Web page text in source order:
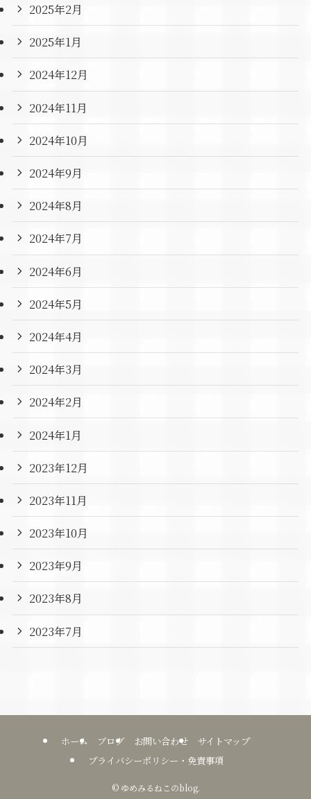
2025年2月
2025年1月
2024年12月
2024年11月
2024年10月
2024年9月
2024年8月
2024年7月
2024年6月
2024年5月
2024年4月
2024年3月
2024年2月
2024年1月
2023年12月
2023年11月
2023年10月
2023年9月
2023年8月
2023年7月
ホーム ブログ お問い合わせ
サイトマップ
プライバシーポリシー・免責事項
©ゆめみるねこのblog.